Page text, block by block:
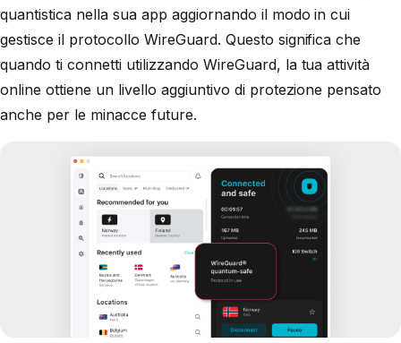
quantistica nella sua app aggiornando il modo in cui
gestisce il protocollo WireGuard. Questo significa che
quando ti connetti utilizzando WireGuard, la tua attività
online ottiene un livello aggiuntivo di protezione pensato
anche per le minacce future.